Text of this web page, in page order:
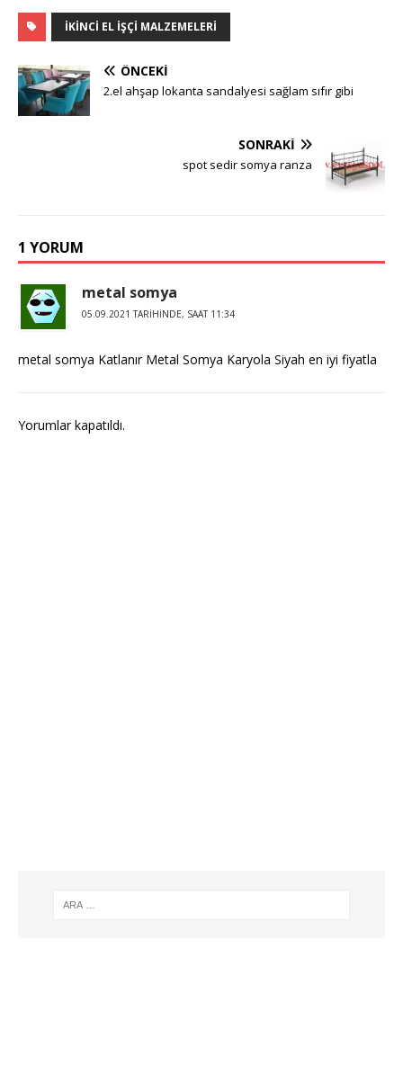
IKINCI EL IŞÇI MALZEMELERI
ÖNCEKI
2.el ahşap lokanta sandalyesi sağlam sıfır gibi
SONRAKI
spot sedir somya ranza
1 YORUM
metal somya
05.09.2021 TARIHINDE, SAAT 11:34
metal somya Katlanır Metal Somya Karyola Siyah en iyi fiyatla
Yorumlar kapatıldı.